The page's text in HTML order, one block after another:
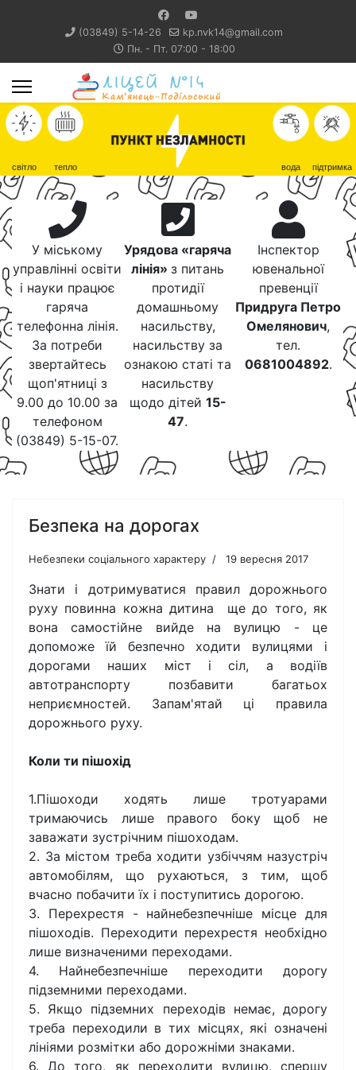
(03849) 5-14-26
kp.nvk14@gmail.com
Пн. - Пт. 07:00 - 18:00
світло тепло вода підтримка
У міському
управлінні освіти
і науки працює
гаряча
телефонна лінія.
За потреби
звертайтесь
щоп'ятниці з
9.00 до 10.00 за
телефоном
(03849) 5-15-07.
Урядова «гаряча
лінія» з питань
протидії
домашньому
насильству,
насильству за
ознакою статі та
насильству
щодо дітей 15-
47.
Інспектор
ювенальної
превенції
Придруга Петро
Омелянович,
тел.
0681004892.
Безпека на дорогах
Небезпеки соціального характеру 19 вересня 2017
Знати і дотримуватися правил дорожнього
руху повинна кожна дитина ще до того, як
вона самостійне вийде на вулицю - це
допоможе їй безпечно ходити вулицями і
дорогами наших міст і сіл, а водіїв
автотранспорту позбавити багатьох
неприємностей. Запам'ятай ці правила
дорожнього руху.
Коли ти пішохід
1.Пішоходи ходять лише тротуарами
тримаючись лише правого боку щоб не
заважати зустрічним пішоходам.
2. За містом треба ходити узбіччям назустріч
автомобілям, що рухаються, з тим, щоб
вчасно побачити їх і поступитись дорогою.
3. Перехрестя - найнебезпечніше місце для
пішоходів. Переходити перехрестя необхідно
лише визначеними переходами.
4. Найнебезпечніше переходити дорогу
підземними переходами.
5. Якщо підземних переходів немає, дорогу
треба переходили в тих місцях, які означені
лініями розмітки або дорожніми знаками.
6. До того, як переходити вулицю, спершу